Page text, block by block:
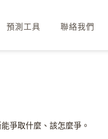
預測工具 聯絡我們
爭取什麼、該怎麼爭。